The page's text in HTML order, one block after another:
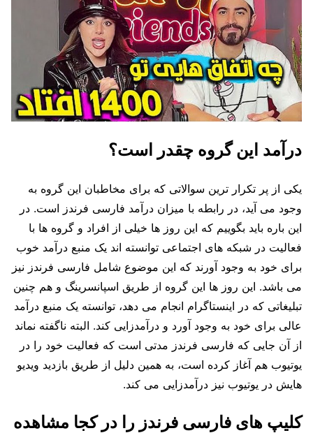
درآمد این گروه چقدر است؟
یکی از پر تکرار ترین سوالاتی که برای مخاطبان این گروه به
وجود می آید، در رابطه با میزان درآمد فارسی فرندز است. در
این باره باید بگوییم که این روز ها خیلی از افراد و گروه‌ ها با
فعالیت در شبکه های اجتماعی توانسته اند یک منبع درآمد خوب
برای خود به وجود آورند که این موضوع شامل فارسی فرندز نیز
می باشد. این روز ها این گروه از طریق اسپانسرینگ و هم چنین
تبلیغاتی که در اینستاگرام انجام می دهد، توانسته یک منبع درآمد
عالی برای خود به وجود آورد و درآمدزایی کند. البته ناگفته نماند
از آن جایی که فارسی فرندز مدتی است که فعالیت خود را در
یوتیوب هم آغاز کرده است، به همین دلیل از طریق بازدید ویدیو
هایش در یوتیوب نیز درآمدزایی می کند.
کلیپ های فارسی فرندز را در کجا مشاهده